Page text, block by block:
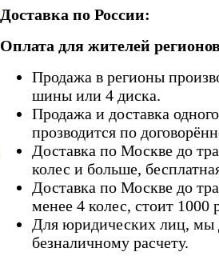
Доставка по России:
Оплата для жителей
Продажа в регионы
шины или 4 диска.
Продажа и доставка
прозводится по
Доставка по Москве до
колес и больше,
Доставка по Москве до
менее 4 колес, стоит 1000
Для юридических лиц, мы
безналичному расчету.